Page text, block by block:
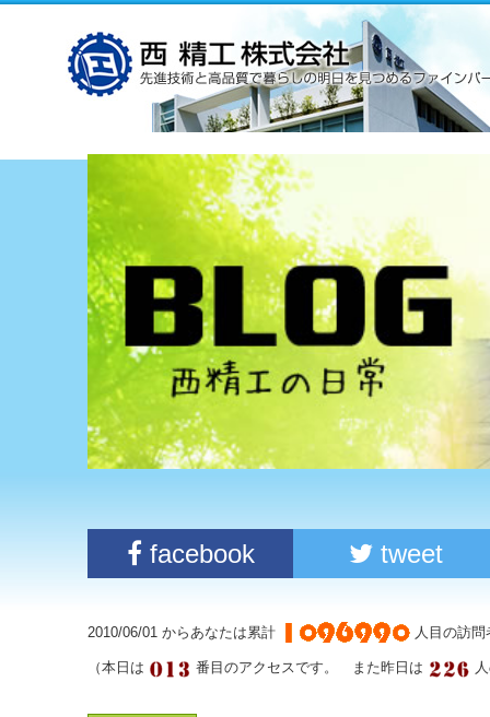
facebook tweet
2010/06/01 からあなたは累計 人目の訪
（本日は 番目のアクセスです。 また昨日は